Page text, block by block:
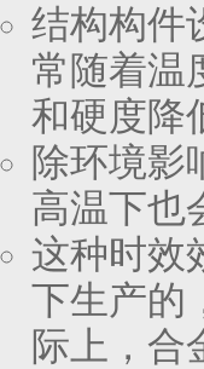
结构构件
常随着温
和硬度降
除环境影
高温下也
这种时效
下生产的
际上，合